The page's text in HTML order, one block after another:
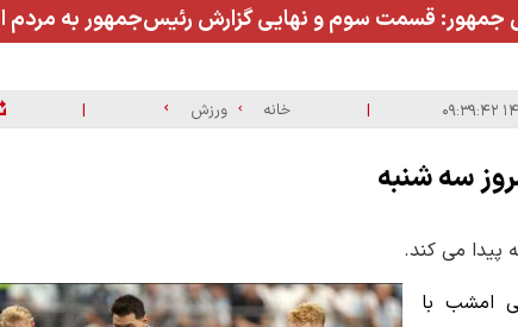
جمهور: قسمت سوم و نهایی گزارش رئیس‌جمهور به
| خانه ورزش |
امشب با